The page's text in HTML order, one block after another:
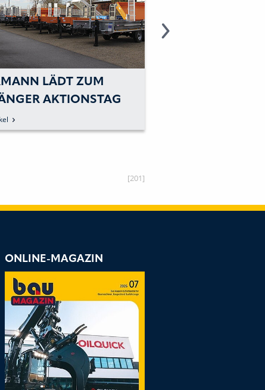
LÄDT ZUM
AKTIONSTAG
[201]
ONLINE-MAGAZIN